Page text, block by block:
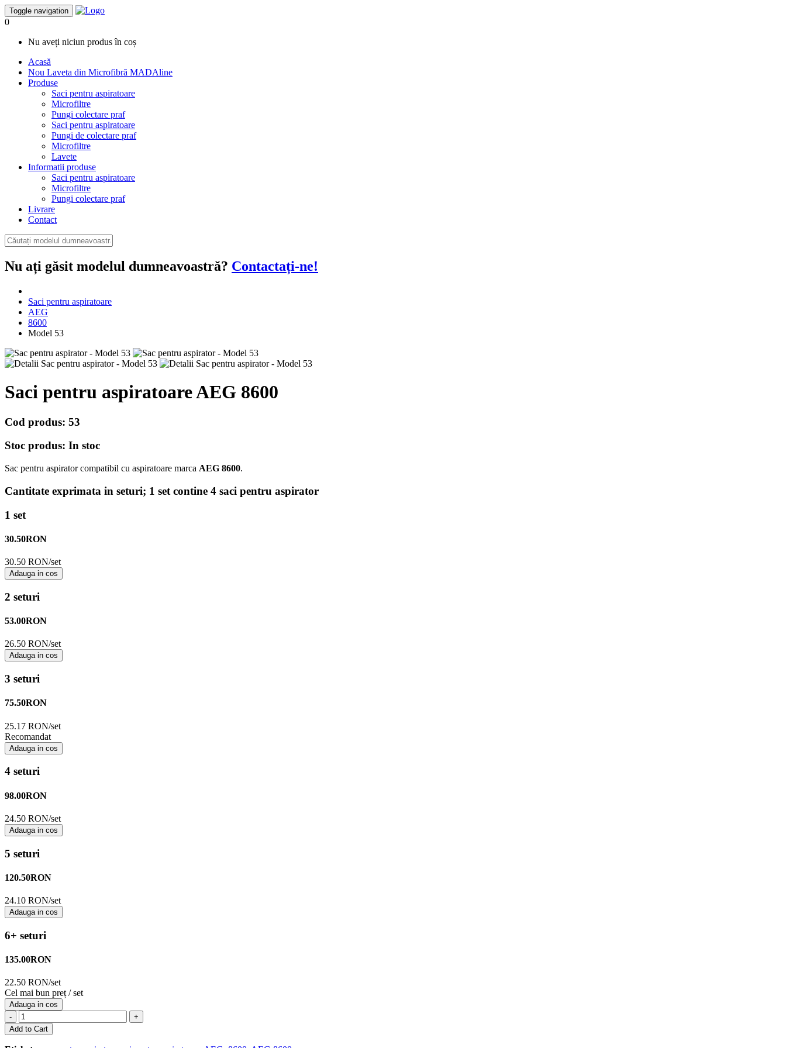
Toggle navigation
0
Nu aveți niciun produs în coș
Acasă
Nou Laveta din Microfibră MADAline
Produse
Saci pentru aspiratoare
Microfiltre
Pungi colectare praf
Saci pentru aspiratoare
Pungi de colectare praf
Microfiltre
Lavete
Informatii produse
Saci pentru aspiratoare
Microfiltre
Pungi colectare praf
Livrare
Contact
Nu ați găsit modelul dumneavoastră? Contactați-ne!
Saci pentru aspiratoare
AEG
8600
Model 53
Saci pentru aspiratoareAEG 8600
Cod produs: 53
Stoc produs: In stoc
Sac pentru aspirator compatibil cu aspiratoare marca AEG 8600.
Cantitate exprimata in seturi; 1 set contine 4 saci pentru aspirator
1 set
30.50RON
30.50 RON/set
Adauga in cos
2 seturi
53.00RON
26.50 RON/set
Adauga in cos
3 seturi
75.50RON
25.17 RON/set
Recomandat
Adauga in cos
4 seturi
98.00RON
24.50 RON/set
Adauga in cos
5 seturi
120.50RON
24.10 RON/set
Adauga in cos
6+ seturi
135.00RON
22.50 RON/set
Cel mai bun preț / set
Adauga in cos
-
+
Add to Cart